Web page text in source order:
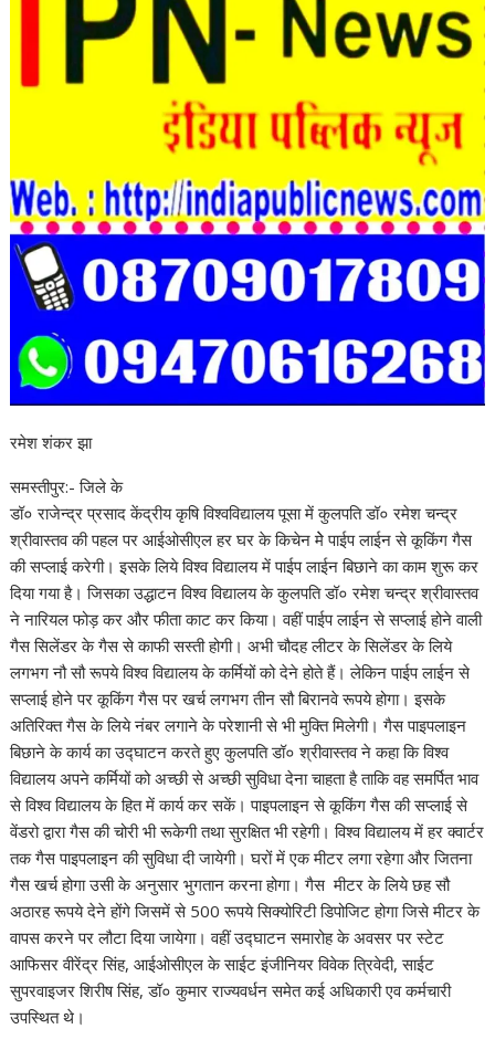
रमेश शंकर झा
समस्तीपुर:- जिले के
डॉ० राजेन्द्र प्रसाद केंद्रीय कृषि विश्वविद्यालय पूसा में कुलपति डॉ० रमेश चन्द्र
श्रीवास्तव की पहल पर आईओसीएल हर घर के किचेन मेे पाईप लाईन से कूकिंग गैस
की सप्लाई करेगी। इसके लिये विश्व विद्यालय में पाईप लाईन बिछाने का काम शुरू कर
दिया गया है। जिसका उद्धाटन विश्व विद्यालय के कुलपति डॉ० रमेश चन्द्र श्रीवास्तव
ने नारियल फोड़ कर और फीता काट कर किया। वहीं पाईप लाईन से सप्लाई होने वाली
गैस सिलेंडर के गैस से काफी सस्ती होगी। अभी चौदह लीटर के सिलेंडर के लिये
लगभग नौ सौ रूपये विश्व विद्यालय के कर्मियों को देने होते हैं। लेकिन पाईप लाईन से
सप्लाई होने पर कूकिंग गैस पर खर्च लगभग तीन सौ बिरानवे रूपये होगा। इसके
अतिरिक्त गैस के लिये नंबर लगाने के परेशानी से भी मुक्ति मिलेगी। गैस पाइपलाइन
बिछाने के कार्य का उद्घाटन करते हुए कुलपति डॉ० श्रीवास्तव ने कहा कि विश्व
विद्यालय अपने कर्मियों को अच्छी से अच्छी सुविधा देना चाहता है ताकि वह समर्पित भाव
से विश्व विद्यालय के हित में कार्य कर सकें। पाइपलाइन से कूकिंग गैस की सप्लाई से
वेंडरो द्वारा गैस की चोरी भी रूकेगी तथा सुरक्षित भी रहेगी। विश्व विद्यालय में हर क्वार्टर
तक गैस पाइपलाइन की सुविधा दी जायेगी। घरों में एक मीटर लगा रहेगा और जितना
गैस खर्च होगा उसी के अनुसार भुगतान करना होगा। गैस मीटर के लिये छह सौ
अठारह रूपये देने होंगे जिसमें से 500 रूपये सिक्योरिटी डिपोजिट होगा जिसे मीटर के
वापस करने पर लौटा दिया जायेगा। वहीं उद्घाटन समारोह के अवसर पर स्टेट
आफिसर वीरेंद्र सिंह, आईओसीएल के साईट इंजीनियर विवेक त्रिवेदी, साईट
सुपरवाइजर शिरीष सिंह, डॉ० कुमार राज्यवर्धन समेत कई अधिकारी एव कर्मचारी
उपस्थित थे।